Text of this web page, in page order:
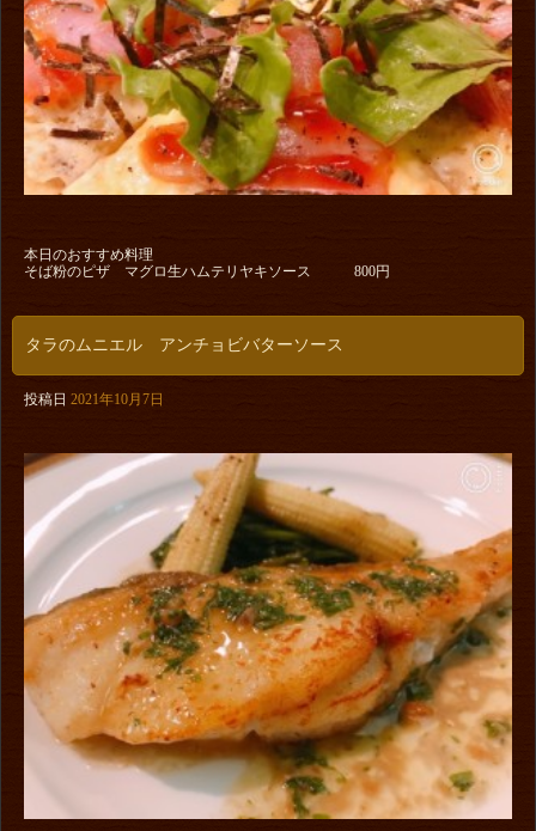
本日のおすすめ料理
そば粉のピザ マグロ生ハムテリヤキソース 800円
タラのムニエル アンチョビバターソース
投稿日 2021年10月7日